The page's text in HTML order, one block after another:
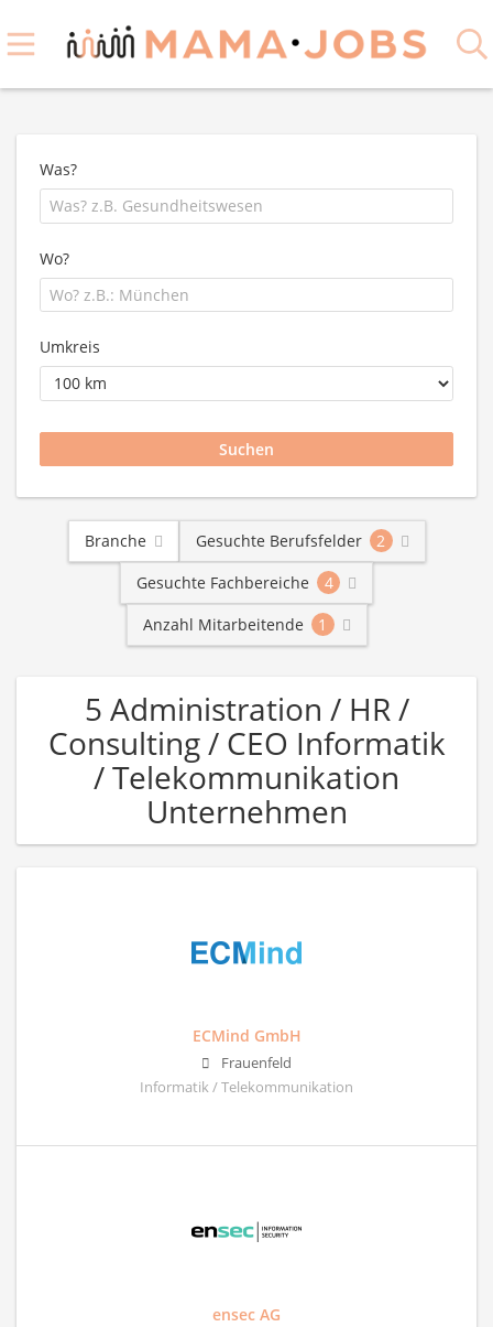
Was?
Wo?
Umkreis
Branche Gesuchte Berufsfelder
2
Gesuchte Fachbereiche
4
Anzahl Mitarbeitende
1
5 Administration / HR /
Consulting / CEO Informatik
/ Telekommunikation
Unternehmen
ECMind GmbH
Frauenfeld
Informatik / Telekommunikation
ensec AG